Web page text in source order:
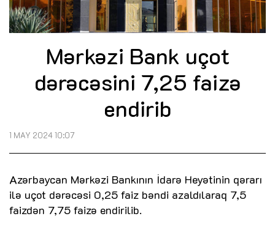
Mərkəzi Bank uçot
dərəcəsini 7,25 faizə
endirib
1 MAY 2024 10:07
Azərbaycan Mərkəzi Bankının İdarə Heyətinin qərarı
ilə uçot dərəcəsi 0,25 faiz bəndi azaldılaraq 7,5
faizdən 7,75 faizə endirilib.